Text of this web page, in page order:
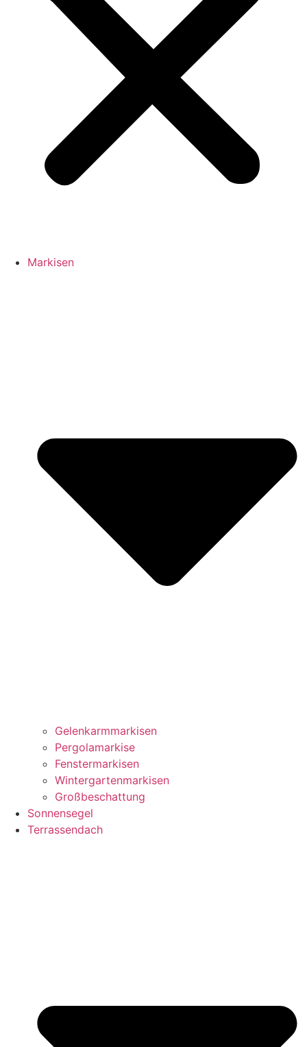
Markisen
Gelenkarmmarkisen
Pergolamarkise
Fenstermarkisen
Wintergartenmarkisen
Großbeschattung
Sonnensegel
Terrassendach